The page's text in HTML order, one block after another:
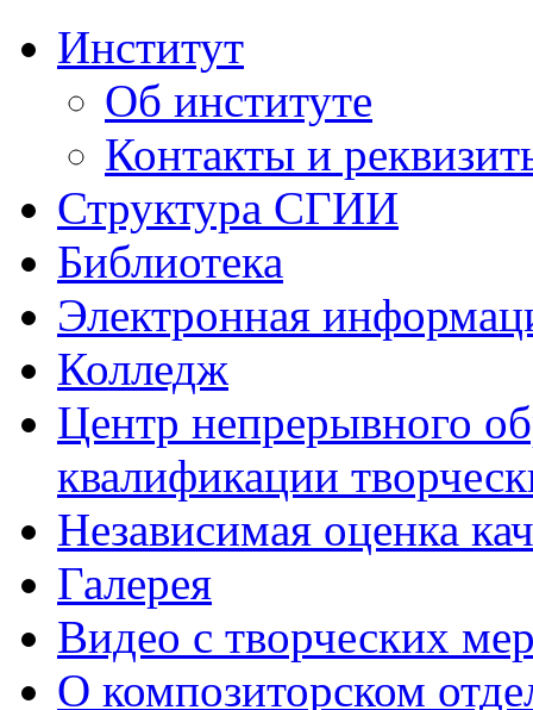
Институт
Об институте
Контакты и
Структура СГИИ
Библиотека
Электронная
Колледж
Центр непрерывного
квалификации
Независимая оценка
Галерея
Видео с творческих
О композиторском